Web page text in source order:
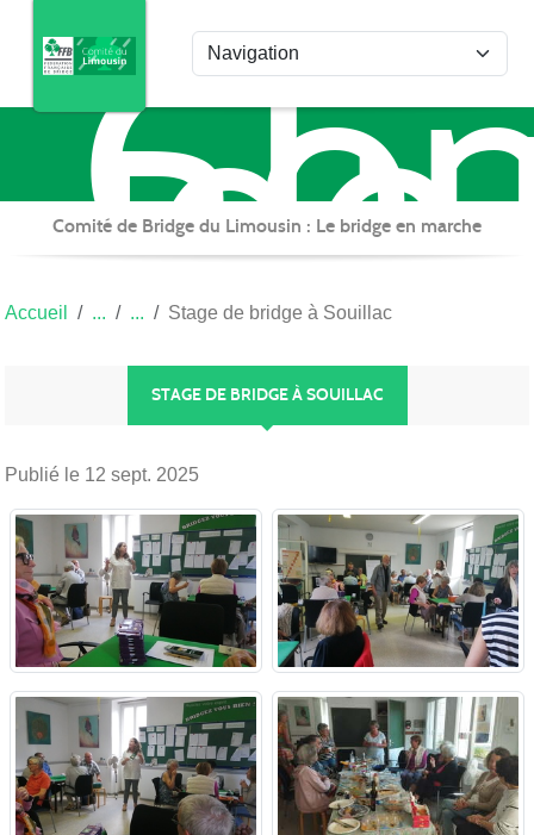
de
du
Comité de Bridge du Limousin : Le bridge en marche
Accueil Stage de bridge à Souillac
STAGE DE BRIDGE À SOUILLAC
Publié le 12 sept. 2025